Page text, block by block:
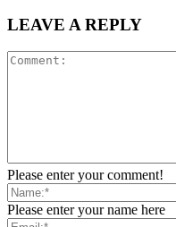
LEAVE A REPLY
Please enter your comment!
Please enter your name here